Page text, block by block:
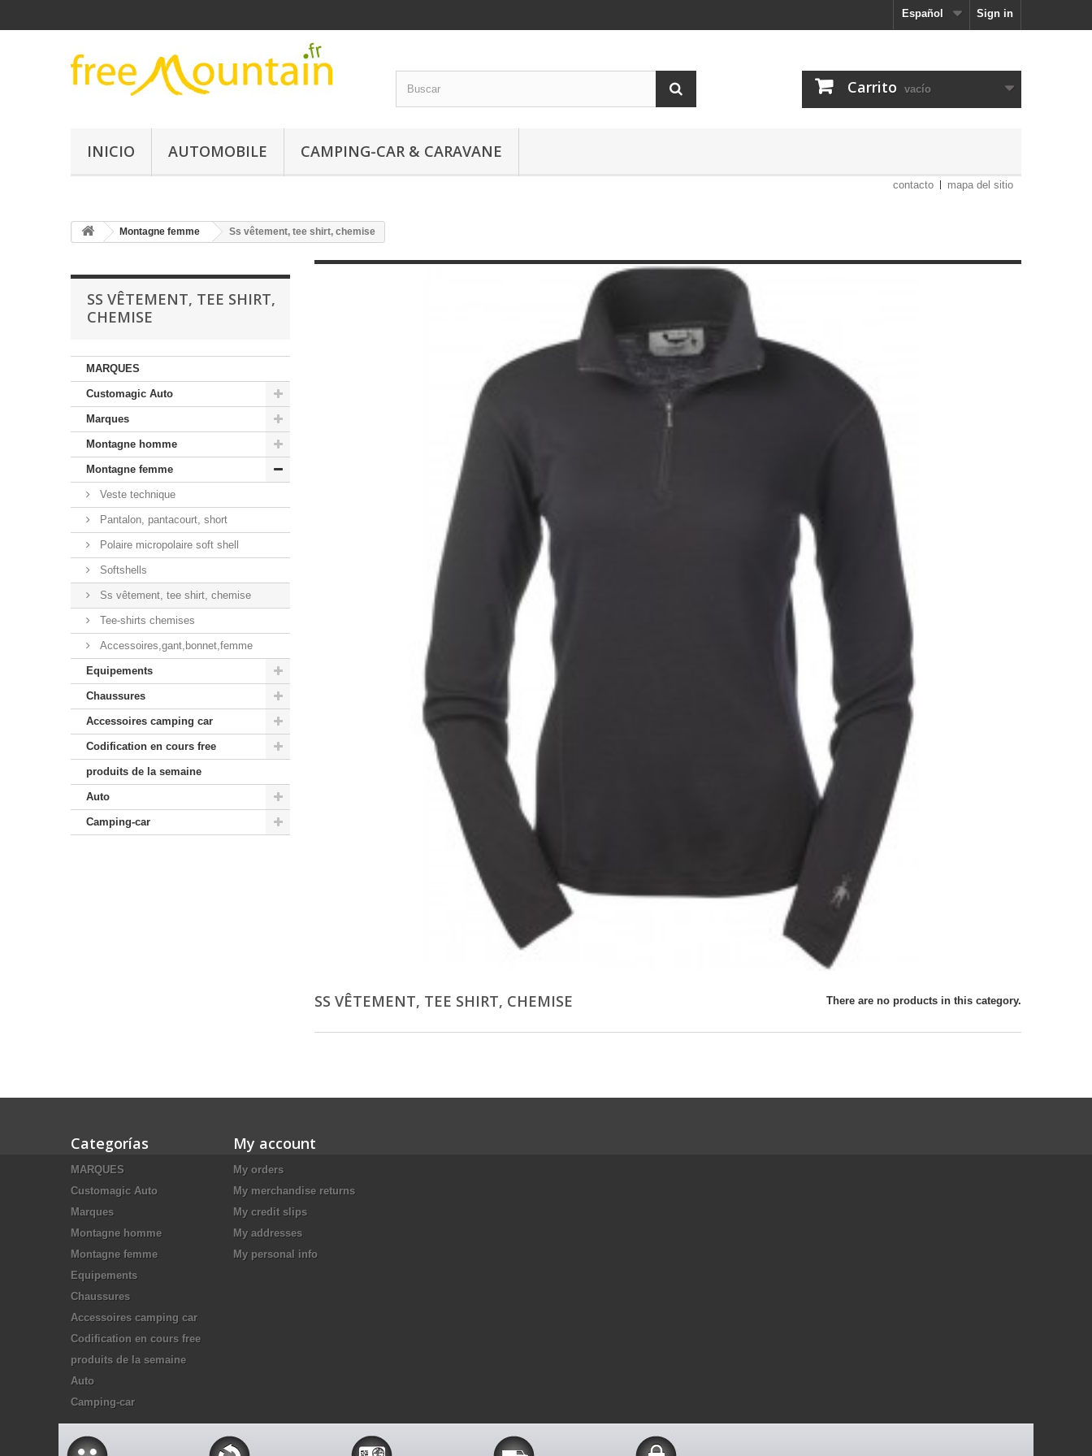
Sign in
Español
Carrito vacío
INICIO AUTOMOBILE CAMPING-CAR & CARAVANE
contacto mapa del sitio
Montagne femme Ss vêtement, tee shirt, chemise
SS VÊTEMENT, TEE SHIRT,
CHEMISE
MARQUES
Customagic Auto
Marques
Montagne homme
Montagne femme
Veste technique
Pantalon, pantacourt, short
Polaire micropolaire soft shell
Softshells
Ss vêtement, tee shirt, chemise
Tee-shirts chemises
Accessoires,gant,bonnet,femme
Equipements
Chaussures
Accessoires camping car
Codification en cours free
produits de la semaine
Auto
Camping-car
SS VÊTEMENT, TEE SHIRT, CHEMISE There are no products in this category.
Categorías
MARQUES
Customagic Auto
Marques
Montagne homme
Montagne femme
Equipements
Chaussures
Accessoires camping car
Codification en cours free
produits de la semaine
Auto
Camping-car
My account
My orders
My merchandise returns
My credit slips
My addresses
My personal info